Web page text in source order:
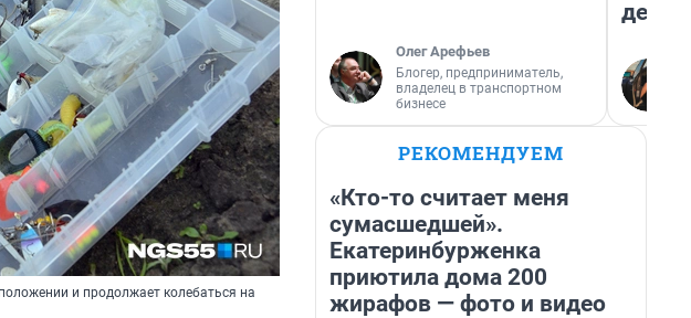
и продолжает колебаться на
Олег Арефьев
Блогер, предприниматель,
владелец в транспортном
бизнесе
РЕКОМЕНДУЕМ
«Кто-то считает меня
сумасшедшей».
Екатеринбурженка
приютила дома 200
жирафов — фото и видео